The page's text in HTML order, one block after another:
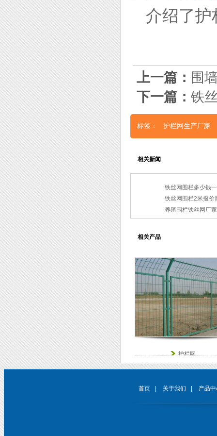
介绍了护
上一篇： 围
下一篇： 铁
标签： 护栏网生产厂家
相关新闻
铁丝网围栏多少钱
铁丝网围栏2米报价
养殖围栏铁丝网厂
相关产品
护栏网
首页 关于我们 产品中